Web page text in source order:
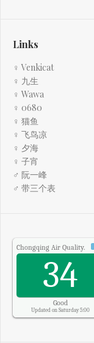
Links
♀ Venkicat
♀ 九生
♀ Wawa
♀ 0680
♀ 猫鱼
♀ 飞鸟凉
♀ 夕海
♀ 子宵
♂ 阮一峰
♂ 带三个表
Chongqing Air Quality.
34
Good
Updated on Saturday 5:00